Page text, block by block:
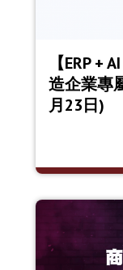
【ERP +
造企業專
月23日)